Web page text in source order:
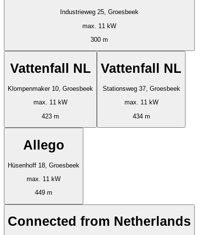
Industrieweg 25, Groesbeek
max. 11 kW
300 m
Vattenfall NL
Klompenmaker 10, Groesbeek
max. 11 kW
423 m
Vattenfall NL
Stationsweg 37, Groesbeek
max. 11 kW
434 m
Allego
Hüsenhoff 18, Groesbeek
max. 11 kW
449 m
Connected from Netherlands